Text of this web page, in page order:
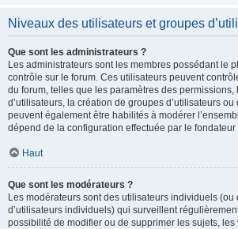
Niveaux des utilisateurs et groupes
Que sont les administrateurs ?
Les administrateurs sont les membres possédant le
contrôle sur le forum. Ces utilisateurs peuvent
du forum, telles que les paramètres des permissions,
d’utilisateurs, la création de groupes d’utilisateurs
peuvent également être habilités à modérer
dépend de la configuration effectuée par le fondateur
Haut
Que sont les modérateurs ?
Les modérateurs sont des utilisateurs individuels (ou
d’utilisateurs individuels) qui surveillent
possibilité de modifier ou de supprimer les sujets, les